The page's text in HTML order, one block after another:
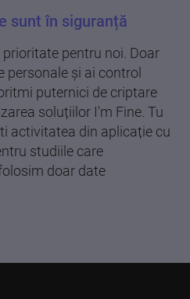
sunt în siguranță
pentru noi. Doar
personale și ai control
puternici de criptare
soluțiilor I'm Fine. Tu
activitatea din aplicație cu
studiile care
doar date